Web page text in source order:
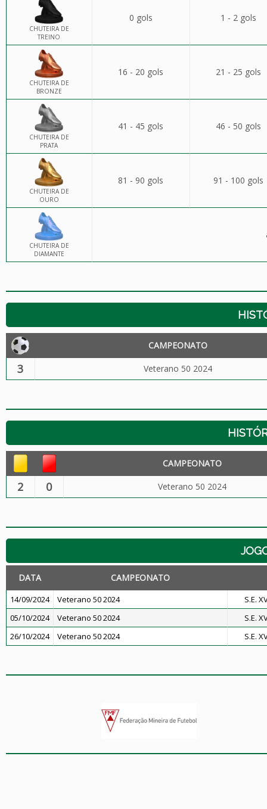
CHUTEIRA DE
TREINO
0 gols 1 - 2 gols
CHUTEIRA DE
BRONZE
16 - 20 gols 21 - 25 gols
CHUTEIRA DE
PRATA
41 - 45 gols 46 - 50 gols
CHUTEIRA DE
OURO
81 - 90 gols 91 - 100 gols
CHUTEIRA DE
DIAMANTE
CAMPEONATO
3 Veterano 50 2024
CAMPEONATO
2 0 Veterano 50 2024
DATA CAMPEONATO
14/09/2024 Veterano 50 2024
S.E.
05/10/2024
Veterano 50 2024
S.E.
26/10/2024
Veterano 50 2024 S.E.